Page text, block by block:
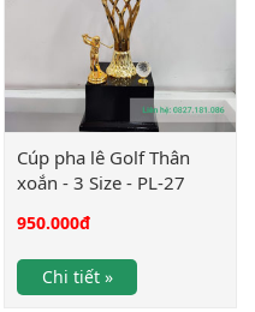
Cúp pha lê Golf Thân
xoắn - 3 Size - PL-27
950.000đ
Chi tiết »